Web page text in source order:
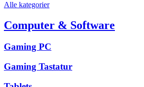
Alle kategorier
Computer & Software
Gaming PC
Gaming Tastatur